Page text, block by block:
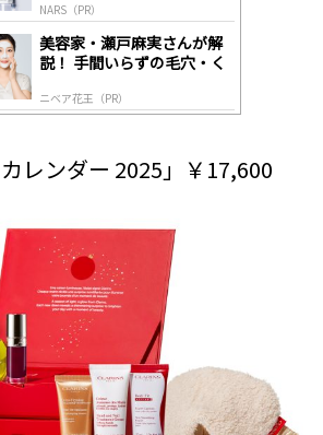
NARS（PR）
美容家・瀬戸麻実さんが解
説！ 手間いらずの毛穴・く
ニベア花王（PR）
カレンダー 2025」￥17,600